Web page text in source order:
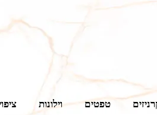
טפטים וילונות